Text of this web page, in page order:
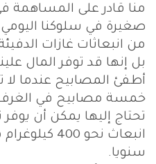
منا قادر على المساهمة
صغيرة في سلوكنا
من انبعاثات غازات
بل إنها قد توفر المال
أطفئ المصابيح عندما لا
خمسة مصابيح في الغرف
انبعاث نحو
سنويا.